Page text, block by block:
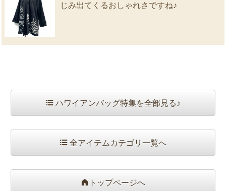
じみ出てくるおしゃれさですね♪
ハワイアンバッグ特集を全部見る♪
全アイテムカテゴリ一覧へ
トップページへ